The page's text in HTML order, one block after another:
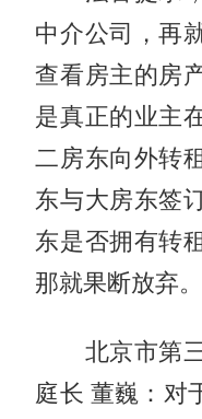
中介公司，再
查看房主的房
是真正的业主
二房东向外转
东与大房东签
东是否拥有转
那就果断放弃。
北京市第三
庭长 董巍：对